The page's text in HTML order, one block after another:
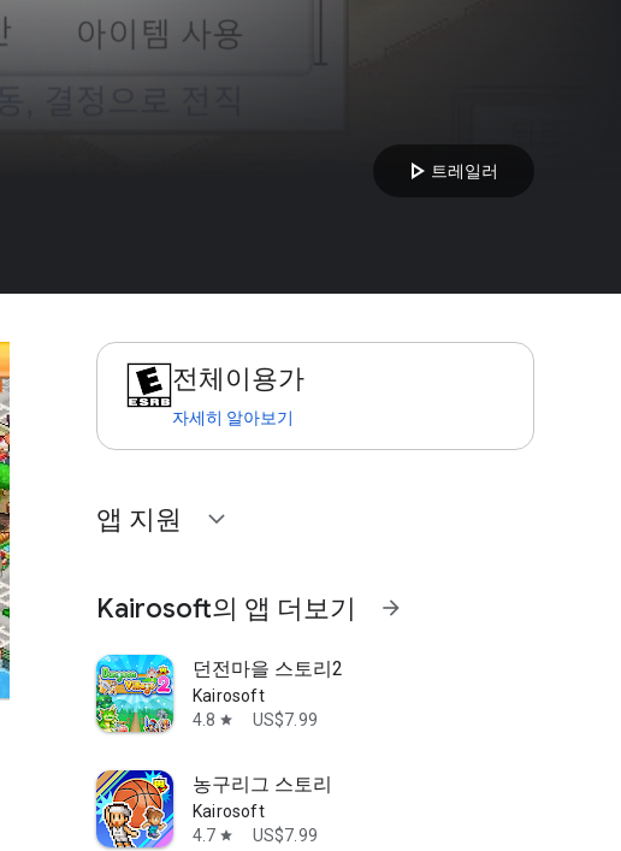
play_arrow 트레일러
전체이용가
자세히 알아보기
앱 지원 expand_more
Kairosoft의 앱 더보기 arrow_forward
던전마을 스토리2
Kairosoft
4.8 star US$7.99
농구리그 스토리
Kairosoft
4.7 star US$7.99